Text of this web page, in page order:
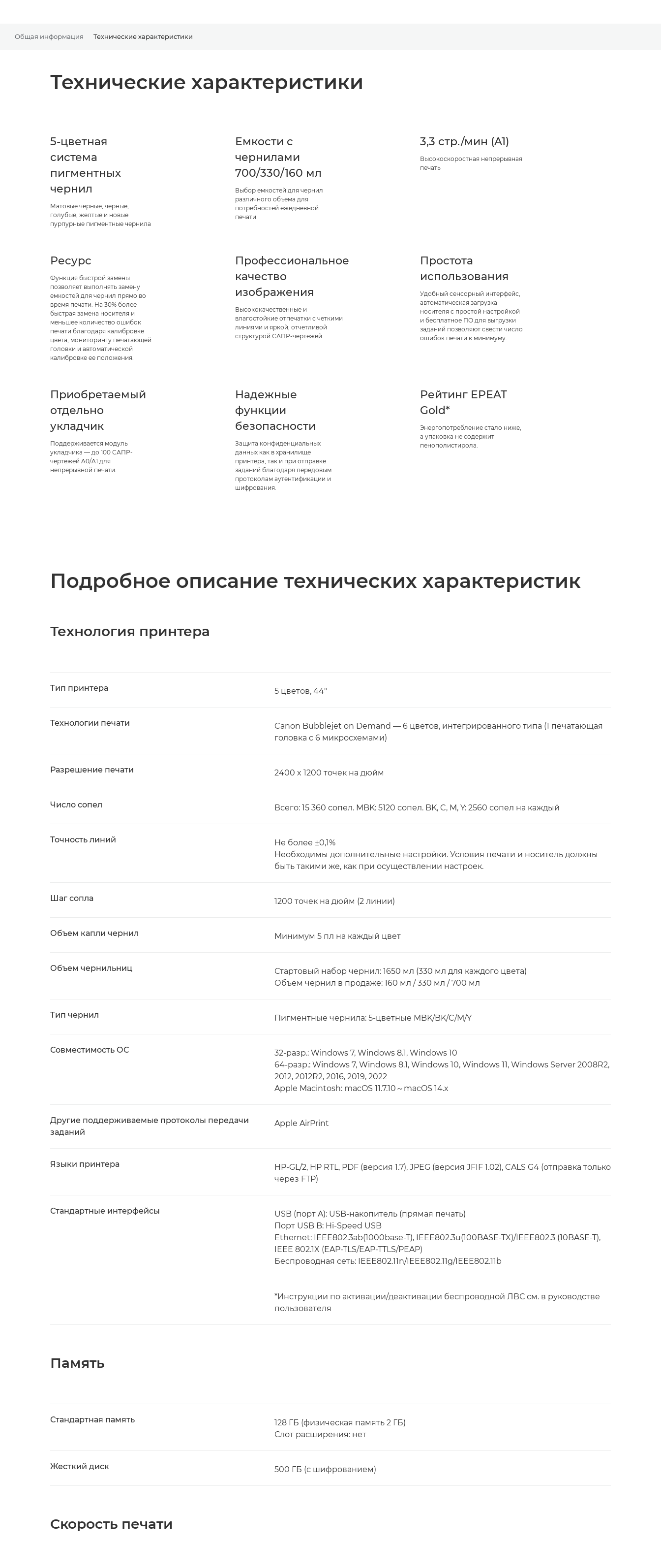
Общая информация Технические характеристики
Технические характеристики
5-цветная
система
пигментных
чернил
Матовые черные, черные,
голубые, желтые и новые
пурпурные пигментные чернила
Емкости с
чернилами
700/330/160 мл
Выбор емкостей для чернил
различного объема для
потребностей ежедневной
печати
3,3 стр./мин (A1)
Высокоскоростная непрерывная
печать
Ресурс
Функция быстрой замены
позволяет выполнять замену
емкостей для чернил прямо во
время печати. На 30% более
быстрая замена носителя и
меньшее количество ошибок
печати благодаря калибровке
цвета, мониторингу печатающей
головки и автоматической
калибровке ее положения.
Профессиональное
качество
изображения
Высококачественные и
влагостойкие отпечатки с четкими
линиями и яркой, отчетливой
структурой САПР-чертежей.
Простота
использования
Удобный сенсорный интерфейс,
автоматическая загрузка
носителя с простой настройкой
и бесплатное ПО для выгрузки
заданий позволяют свести число
ошибок печати к минимуму.
Приобретаемый
отдельно
укладчик
Поддерживается модуль
укладчика — до 100 САПР-
чертежей A0/A1 для
непрерывной печати.
Надежные
функции
безопасности
Защита конфиденциальных
данных как в хранилище
принтера, так и при отправке
заданий благодаря передовым
протоколам аутентификации и
шифрования.
Рейтинг EPEAT
Gold*
Энергопотребление стало ниже,
а упаковка не содержит
пенополистирола.
Подробное описание технических характеристик
Технология принтера
Тип принтера 5 цветов, 44"
Технологии печати
Canon Bubblejet on Demand — 6 цветов, интегрированного типа (1 печатающая
головка с 6 микросхемами)
Разрешение печати 2400 x 1200 точек на дюйм
Число сопел Всего: 15 360 сопел. MBK: 5120 сопел. BK, C, M, Y: 2560 сопел на каждый
Точность линий
Не более ±0,1%
Необходимы дополнительные настройки. Условия печати и носитель должны
быть такими же, как при осуществлении настроек.
Шаг сопла 1200 точек на дюйм (2 линии)
Объем капли чернил Минимум 5 пл на каждый цвет
Объем чернильниц
Стартовый набор чернил: 1650 мл (330 мл для каждого цвета)
Объем чернил в продаже: 160 мл / 330 мл / 700 мл
Тип чернил Пигментные чернила: 5-цветные MBK/BK/C/M/Y
Совместимость ОС
32-разр.: Windows 7, Windows 8.1, Windows 10
64-разр.: Windows 7, Windows 8.1, Windows 10, Windows 11, Windows Server 2008R2,
2012, 2012R2, 2016, 2019, 2022
Apple Macintosh: macOS 11.7.10～macOS 14.x
Другие поддерживаемые протоколы передачи
заданий
Apple AirPrint
Языки принтера
HP-GL/2, HP RTL, PDF (версия 1.7), JPEG (версия JFIF 1.02), CALS G4 (отправка только
через FTP)
Стандартные интерфейсы
USB (порт A): USB-накопитель (прямая печать)
Порт USB B: Hi-Speed USB
Ethernet: IEEE802.3ab(1000base-T), IEEE802.3u(100BASE-TX)/IEEE802.3 (10BASE-T),
IEEE 802.1X (EAP-TLS/EAP-TTLS/PEAP)
Беспроводная сеть: IEEE802.11n/IEEE802.11g/IEEE802.11b
*Инструкции по активации/деактивации беспроводной ЛВС см. в руководстве
пользователя
Память
Стандартная память
128 ГБ (физическая память 2 ГБ)
Слот расширения: нет
Жесткий диск 500 ГБ (с шифрованием)
Скорость печати